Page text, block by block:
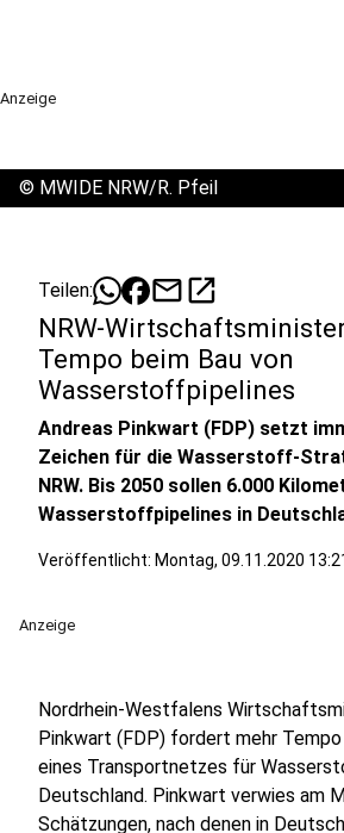
Anzeige
© MWIDE NRW/R. Pfeil
Teilen: mailopen_in_new
NRW-
Tempo beim Bau von
Wasserstoffpipelines
Andreas Pinkwart (FDP) setzt
Zeichen für die Wasserstoff-
NRW. Bis 2050 sollen 6.000
Wasserstoffpipelines in
Veröffentlicht: Montag, 09.11.2020
Anzeige
Nordrhein-Westfalens
Pinkwart (FDP) fordert mehr
eines Transportnetzes für
Deutschland. Pinkwart verwies am
Schätzungen, nach denen in